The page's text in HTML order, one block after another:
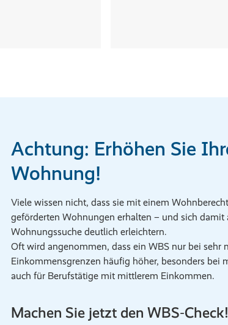
Achtung: Erhöhen Sie
Wohnung!
Viele wissen nicht, dass sie mit einem
geförderten Wohnungen erhalten – und sich
Wohnungssuche deutlich erleichtern.
Oft wird angenommen, dass ein WBS nur bei
Einkommensgrenzen häufig höher, besonders bei
auch für Berufstätige mit mittlerem Einkommen.
Machen Sie jetzt den WBS‑Check!